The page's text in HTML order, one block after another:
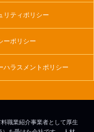
リティポリシー
ーポリシー
ハラスメントポリシー